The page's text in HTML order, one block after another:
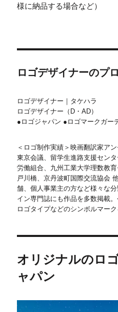
様に納品する場合など）
ロゴデザイナーのプ
ロゴデザイナー｜タケハラ
ロゴデザイナー（D・AD）
●ロゴジャパン ●ロゴマークガー
＜ロゴ制作実績＞映画翻訳家ア
東京会議、留学生進路支援セン
労働組合、九州工業大学理数教
戸川橋、京丹波町国際交流協会
舗、個人事業主の方など様々な
イン専門誌にも作品を多数掲載
ロゴタイプなどのシンボルマーク
オリジナルのロ
ャパン